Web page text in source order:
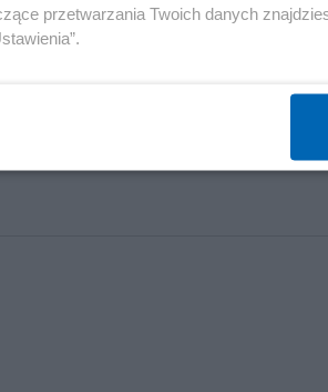
przetwarzania Twoich danych